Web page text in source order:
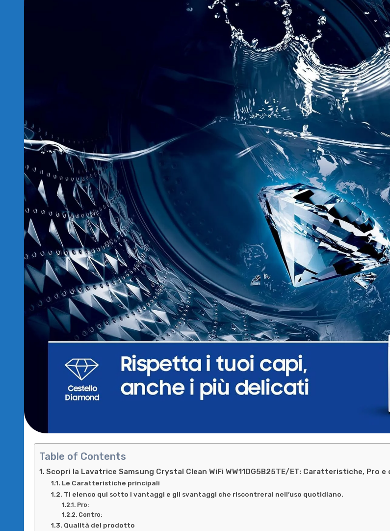
Table of Contents
Scopri la Lavatrice Samsung Crystal Clean WiFi WW11DG5B25TE/ET: Caratteristiche, Pro
Le Caratteristiche principali
Ti elenco qui sotto i vantaggi e gli svantaggi che riscontrerai nell’uso quotidiano.
Pro:
Contro:
Qualità del prodotto